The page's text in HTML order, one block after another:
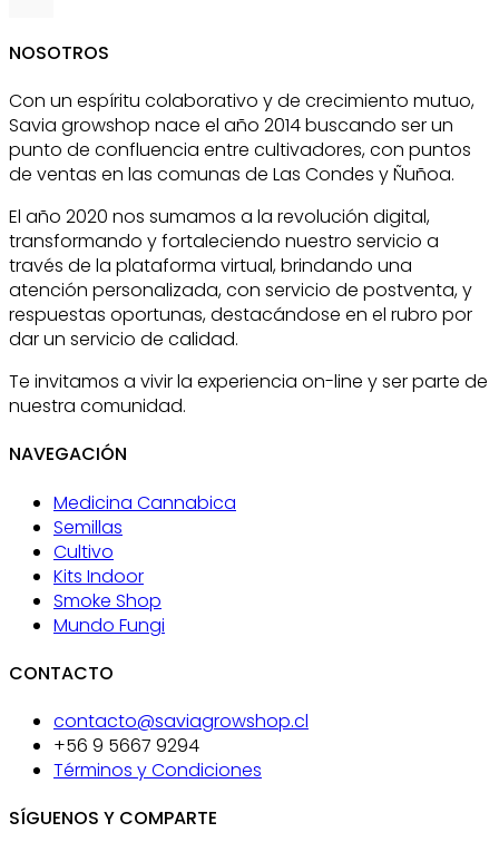
NOSOTROS
Con un espíritu colaborativo y de crecimiento mutuo,
Savia growshop nace el año 2014 buscando ser un
punto de confluencia entre cultivadores, con puntos
de ventas en las comunas de Las Condes y Ñuñoa.
El año 2020 nos sumamos a la revolución digital,
transformando y fortaleciendo nuestro servicio a
través de la plataforma virtual, brindando una
atención personalizada, con servicio de postventa, y
respuestas oportunas, destacándose en el rubro por
dar un servicio de calidad.
Te invitamos a vivir la experiencia on-line y ser parte de
nuestra comunidad.
NAVEGACIÓN
Medicina Cannabica
Semillas
Cultivo
Kits Indoor
Smoke Shop
Mundo Fungi
CONTACTO
contacto@saviagrowshop.cl
+56 9 5667 9294
Términos y Condiciones
SÍGUENOS Y COMPARTE